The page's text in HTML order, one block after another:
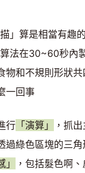
」算是相當有趣
法在30~60秒內
物和不規則形狀
一回事
行 「演算」
，抓
過綠色區塊的三
」
，包括髮色啊